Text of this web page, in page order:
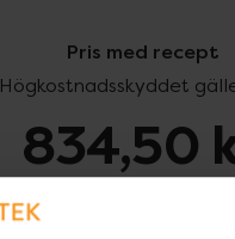
Pris med recept
Högkostnadsskyddet
834,50